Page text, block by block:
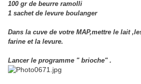
100 gr de beurre ramolli
1 sachet de levure boulanger
Dans la cuve de votre MAP,mettre le lait
farine et la levure.
Lancer le programme " brioche" .